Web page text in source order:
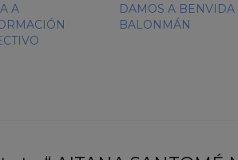
A
DAMOS A BENVIDA
BALONMÁN